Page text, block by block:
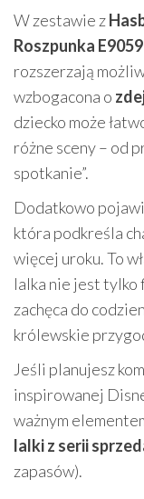
W zestawie z
Roszpunka E9059
rozszerzają
wzbogacona o
dziecko może
różne sceny – od
spotkanie”.
Dodatkowo
która podkreśla
więcej uroku. To
lalka nie jest tylko
zachęca do
królewskie
Jeśli planujesz
inspirowanej
ważnym
lalki z serii
zapasów).